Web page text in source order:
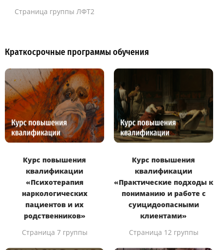
Страница группы ЛФТ2
Краткосрочные программы обучения
Курс повышения
квалификации
«Психотерапия
наркологических
пациентов и их
родственников»
Страница 7 группы
Курс повышения
квалификации
«Практические подходы к
пониманию и работе с
суицидоопасными
клиентами»
Страница 12 группы